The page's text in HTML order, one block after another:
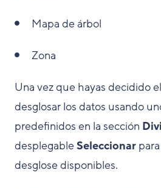
Mapa de árbol
Zona
Una vez que hayas decidido
desglosar los datos usando
predefinidos en la sección
desplegableSeleccionar
desglose disponibles.